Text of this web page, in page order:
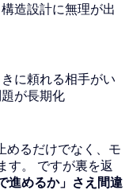
造設計に無理が出
に頼れる相手がい
が長期化
めるだけでなく、モ
す。 ですが裏を返
進めるか」さえ間違